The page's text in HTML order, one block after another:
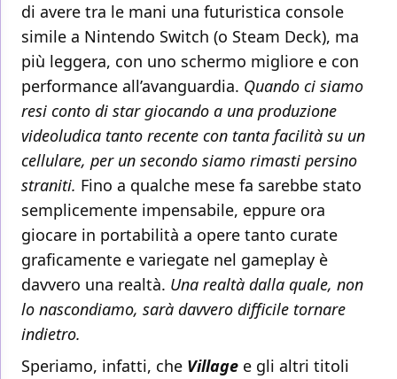
di avere tra le mani una futuristica console
simile a Nintendo Switch (o Steam Deck), ma
più leggera, con uno schermo migliore e con
performance all’avanguardia. Quando ci siamo
resi conto di star giocando a una produzione
videoludica tanto recente con tanta facilità su un
cellulare, per un secondo siamo rimasti persino
straniti. Fino a qualche mese fa sarebbe stato
semplicemente impensabile, eppure ora
giocare in portabilità a opere tanto curate
graficamente e variegate nel gameplay è
davvero una realtà. Una realtà dalla quale, non
lo nascondiamo, sarà davvero difficile tornare
indietro.
Speriamo, infatti, che Village e gli altri titoli